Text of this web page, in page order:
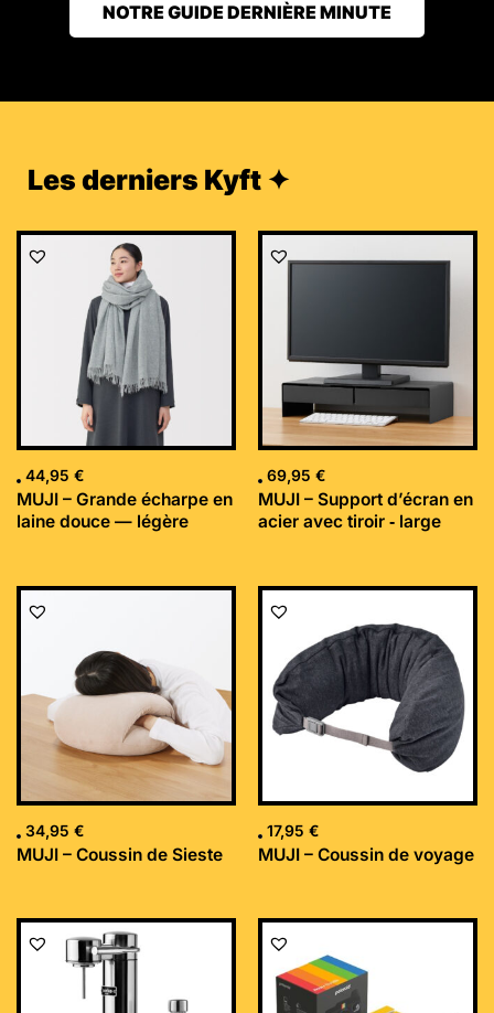
NOTRE GUIDE DERNIÈRE MINUTE
Les derniers Kyft ✦
44,95 €
MUJI – Grande écharpe en
laine douce — légère
69,95 €
MUJI – Support d’écran en
acier avec tiroir ‐ large
34,95 €
MUJI – Coussin de Sieste
17,95 €
MUJI – Coussin de voyage
Le
initial
était :
169,99 €.
Le